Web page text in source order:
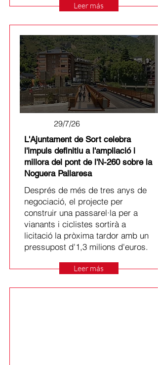
Leer más
29/7/26
L'Ajuntament de Sort celebra
l'impuls definitiu a l'ampliació i
millora del pont de l'N-260 sobre la
Noguera Pallaresa
Després de més de tres anys de
negociació, el projecte per
construir una passarel·la per a
vianants i ciclistes sortirà a
licitació la pròxima tardor amb un
pressupost d'1,3 milions d'euros.
Leer más